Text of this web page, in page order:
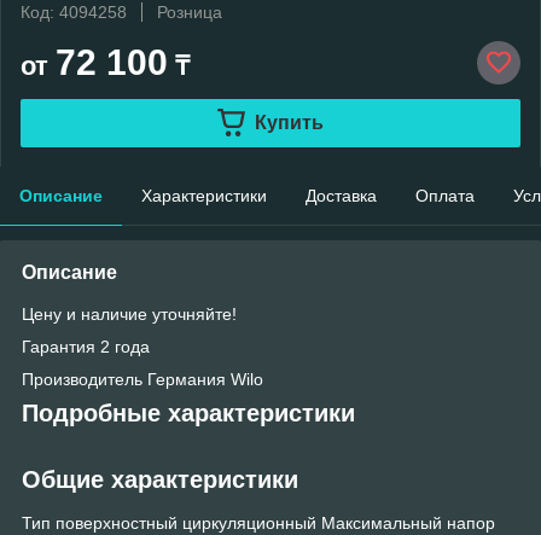
Код: 4094258
Розница
от 72 100 ₸
Купить
Описание Характеристики Доставка Оплата
Описание
Цену и наличие уточняйте!
Гарантия 2 года
Производитель Германия Wilo
Подробные характеристики
Общие характеристики
Тип поверхностный циркуляционный Максимальный напор